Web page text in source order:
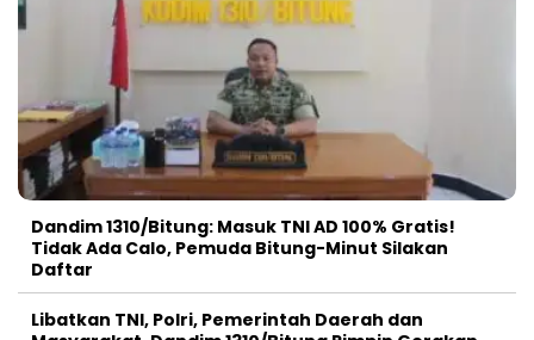
Dandim 1310/Bitung: Masuk TNI AD 100% Gratis!
Tidak Ada Calo, Pemuda Bitung-Minut Silakan
Daftar
Libatkan TNI, Polri, Pemerintah Daerah dan